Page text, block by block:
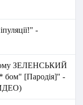
-
ЗЕЛЕНСЬКИЙ
бом" [Пародія]" -